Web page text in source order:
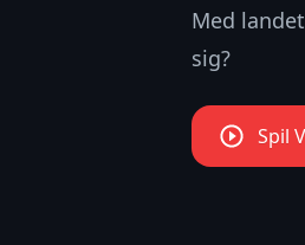
Med
sig?
Spil